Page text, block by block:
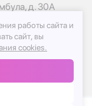
д. 30А
работы сайта и
сайт, вы
cookies.